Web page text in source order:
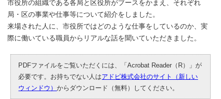
市役所の組織である各局と区役所がブースをかまえ、それぞれ
局・区の事業や仕事等について紹介をしました。
来場された人に、市役所ではどのような仕事をしているのか、実
際に働いている職員からリアルな話を聞いていただきました。
PDFファイルをご覧いただくには、「Acrobat Reader（R）」が
必要です。お持ちでない人はアドビ株式会社のサイト（新しい
ウィンドウ）からダウンロード（無料）してください。